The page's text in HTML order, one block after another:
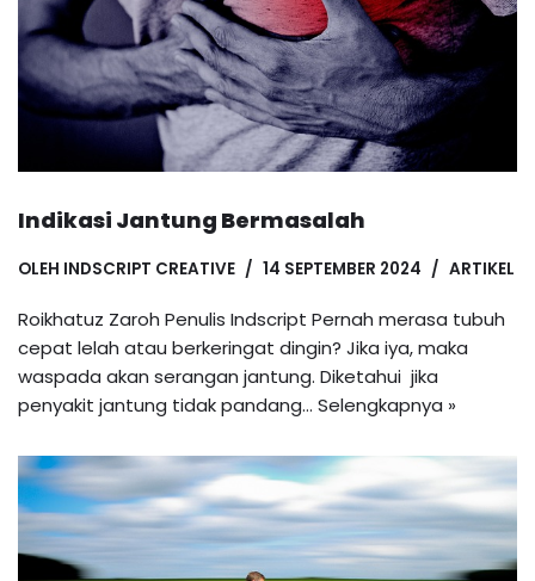
Indikasi Jantung Bermasalah
OLEH INDSCRIPT CREATIVE 14 SEPTEMBER 2024 ARTIKEL
Roikhatuz Zaroh Penulis Indscript Pernah merasa tubuh
cepat lelah atau berkeringat dingin? Jika iya, maka
waspada akan serangan jantung. Diketahui jika
penyakit jantung tidak pandang… Selengkapnya »